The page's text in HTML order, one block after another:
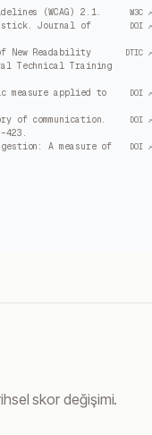
(WCAG) 2.1.
W3C ↗
Journal of
DOI ↗
Readability
Technical Training
DTIC ↗
measure applied to
DOI ↗
of communication.
DOI ↗
A measure of
DOI ↗
skor değişimi.